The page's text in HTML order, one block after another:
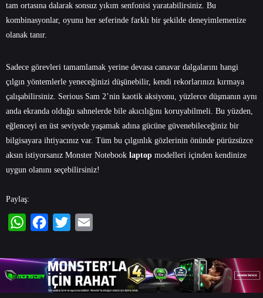
tam ortasına dalarak sonsuz yıkım senfonisi yaratabilirsiniz. Bu
kombinasyonlar, oyunu her seferinde farklı bir şekilde deneyimlemenize
olanak tanır.
Sadece görevleri tamamlamak yerine devasa canavar dalgalarını hangi
çılgın yöntemlerle yeneceğinizi düşünebilir, kendi rekorlarınızı kırmaya
çalışabilirsiniz. Serious Sam 2’nin kaotik aksiyonu, yüzlerce düşmanın aynı
anda ekranda olduğu sahnelerde bile akıcılığını koruyabilmeli. Bu yüzden,
eğlenceyi en üst seviyede yaşamak adına gücüne güvenebileceğiniz bir
bilgisayara ihtiyacınız var. Tüm bu çılgınlık gözlerinin önünde pürüzsüzce
aksın istiyorsanız Monster Notebook laptop modelleri içinden kendinize
uygun olanını seçebilirsiniz!
Paylaş: